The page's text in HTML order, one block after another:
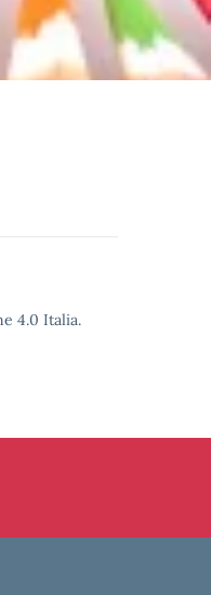
4.0 Italia.